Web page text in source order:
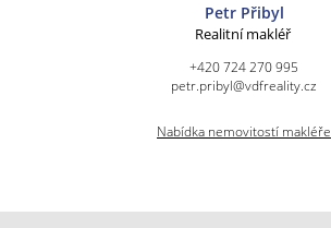
Petr Přibyl
Realitní makléř
+420 724 270 995
petr.pribyl@vdfreality.cz
Nabídka nemovitostí makléře